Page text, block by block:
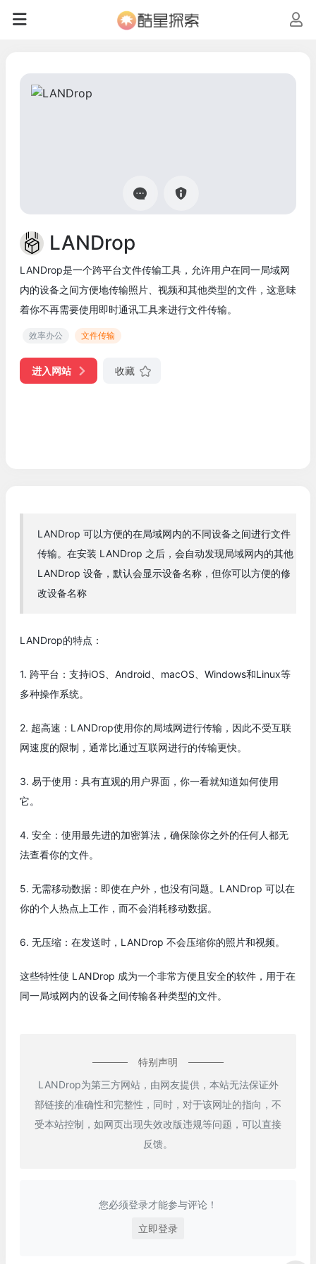
LANDrop
LANDrop是一个跨平台文件传输工具，允许用户在同一局域网
内的设备之间方便地传输照片、视频和其他类型的文件，这意味
着你不再需要使用即时通讯工具来进行文件传输。
效率办公 文件传输
进入网站 收藏
LANDrop 可以方便的在局域网内的不同设备之间进行文件
传输。在安装 LANDrop 之后，会自动发现局域网内的其他
LANDrop 设备，默认会显示设备名称，但你可以方便的修
改设备名称
LANDrop的特点：
1. 跨平台：支持iOS、Android、macOS、Windows和Linux等
多种操作系统。
2. 超高速：LANDrop使用你的局域网进行传输，因此不受互联
网速度的限制，通常比通过互联网进行的传输更快。
3. 易于使用：具有直观的用户界面，你一看就知道如何使用
它。
4. 安全：使用最先进的加密算法，确保除你之外的任何人都无
法查看你的文件。
5. 无需移动数据：即使在户外，也没有问题。LANDrop 可以在
你的个人热点上工作，而不会消耗移动数据。
6. 无压缩：在发送时，LANDrop 不会压缩你的照片和视频。
这些特性使 LANDrop 成为一个非常方便且安全的软件，用于在
同一局域网内的设备之间传输各种类型的文件。
特别声明
LANDrop为第三方网站，由网友提供，本站无法保证外
部链接的准确性和完整性，同时，对于该网址的指向，不
受本站控制，如网页出现失效改版违规等问题，可以直接
反馈。
您必须登录才能参与评论！
立即登录